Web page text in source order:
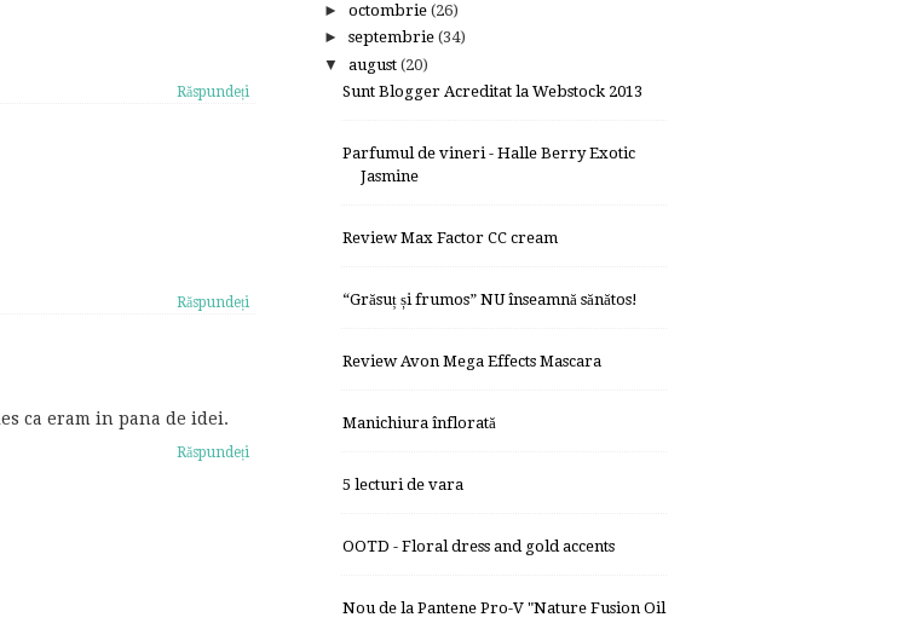
Răspundeți
Răspundeți
ca eram in pana de idei.
Răspundeți
► octombrie (26)
► septembrie (34)
▼ august (20)
Sunt Blogger Acreditat la Webstock 2013
Parfumul de vineri - Halle Berry Exotic
Jasmine
Review Max Factor CC cream
“Grăsuț și frumos” NU înseamnă sănătos!
Review Avon Mega Effects Mascara
Manichiura înflorată
5 lecturi de vara
OOTD - Floral dress and gold accents
Nou de la Pantene Pro-V "Nature Fusion Oil